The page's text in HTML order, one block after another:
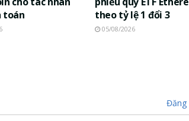
toán
theo tỷ lệ 1 đổi 3
05/08/2026
Đăng